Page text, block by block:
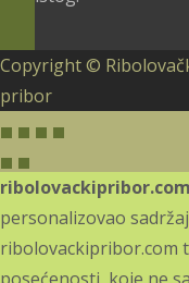
Copyright ©
pribor
ribolovackipribor.com
personalizovao
ribolovackipribor.com